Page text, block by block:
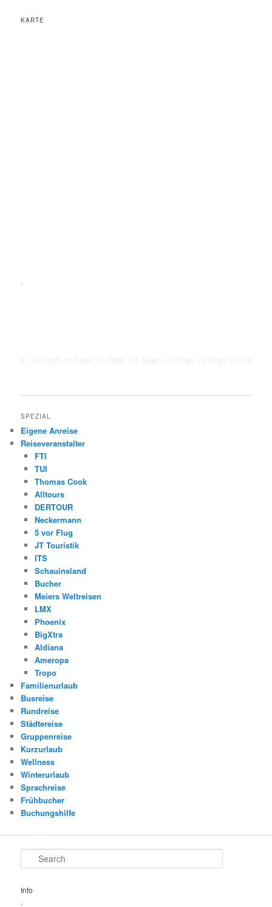
KARTE
.
SPEZIAL
Eigene Anreise
Reiseveranstalter
FTI
TUI
Thomas Cook
Alltours
DERTOUR
Neckermann
5 vor Flug
JT Touristik
ITS
Schauinsland
Bucher
Meiers Weltreisen
LMX
Phoenix
BigXtra
Aldiana
Ameropa
Tropo
Familienurlaub
Busreise
Rundreise
Städtereise
Gruppenreise
Kurzurlaub
Wellness
Winterurlaub
Sprachreise
Frühbucher
Buchungshilfe
Search
Info
.